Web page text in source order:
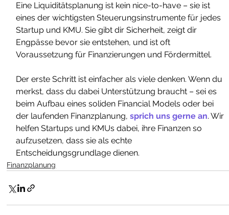
Eine Liquiditätsplanung ist kein nice-to-have – sie ist
eines der wichtigsten Steuerungsinstrumente für jedes
Startup und KMU. Sie gibt dir Sicherheit, zeigt dir
Engpässe bevor sie entstehen, und ist oft
Voraussetzung für Finanzierungen und Fördermittel.
Der erste Schritt ist einfacher als viele denken. Wenn du
merkst, dass du dabei Unterstützung braucht – sei es
beim Aufbau eines soliden Financial Models oder bei
der laufenden Finanzplanung, sprich uns gerne an. Wir
helfen Startups und KMUs dabei, ihre Finanzen so
aufzusetzen, dass sie als echte
Entscheidungsgrundlage dienen.
Finanzplanung